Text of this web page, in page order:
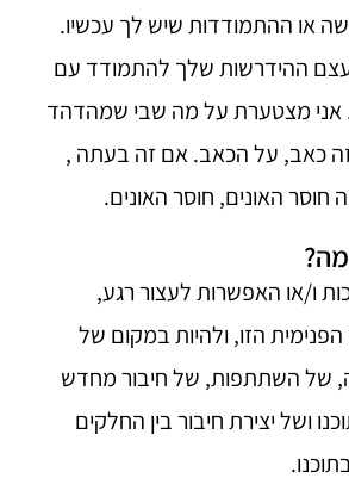
או ההתמודדות שיש לך עכשיו.
ההידרשות שלך להתמודד עם
אני מצטערת על מה שבי שמהדהד
כאב, על הכאב. אם זה בעתה ,
האונים, חוסר האונים.
ו/או האפשרות לעצור רגע,
הזו, ולהיות במקום של
של השתתפות, של חיבור מחדש
ושל יצירת חיבור בין החלקים